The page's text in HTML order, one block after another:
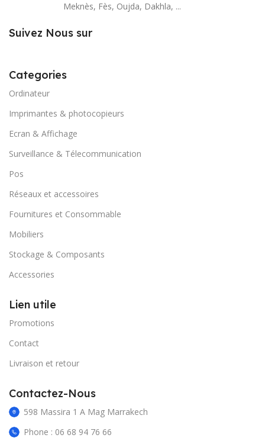
Meknès, Fès, Oujda, Dakhla, ...
Suivez Nous sur
Categories
Ordinateur
Imprimantes & photocopieurs
Ecran & Affichage
Surveillance & Télecommunication
Pos
Réseaux et accessoires
Fournitures et Consommable
Mobiliers
Stockage & Composants
Accessories
Lien utile
Promotions
Contact
Livraison et retour
Contactez-Nous
598 Massira 1 A Mag Marrakech
Phone : 06 68 94 76 66